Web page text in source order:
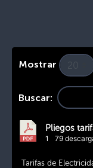
Mostrar
Buscar:
Pliegos
1 79
Tarifas de